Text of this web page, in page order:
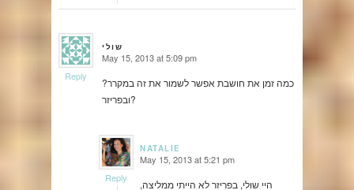
שולי
says: May 15, 2013 at 5:09 pm
כמה זמן את חושבת אפשר לשמור את זה במקרר?
ובפריזר?
Reply
NATALIE
says: May 15, 2013 at 5:21 pm
היי שולי, בפריזר לא הייתי ממליצה,
Reply